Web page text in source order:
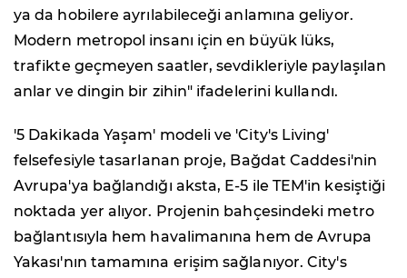
ya da hobilere ayrılabileceği anlamına geliyor.
Modern metropol insanı için en büyük lüks,
trafikte geçmeyen saatler, sevdikleriyle paylaşılan
anlar ve dingin bir zihin" ifadelerini kullandı.
'5 Dakikada Yaşam' modeli ve 'City's Living'
felsefesiyle tasarlanan proje, Bağdat Caddesi'nin
Avrupa'ya bağlandığı aksta, E-5 ile TEM'in kesiştiği
noktada yer alıyor. Projenin bahçesindeki metro
bağlantısıyla hem havalimanına hem de Avrupa
Yakası'nın tamamına erişim sağlanıyor. City's